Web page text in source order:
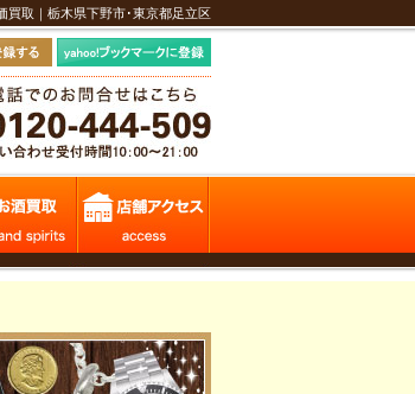
買取｜栃木県下野市･東京都足立区